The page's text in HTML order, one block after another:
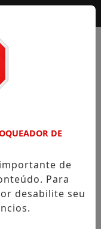
DE
de
Para
desabilite seu